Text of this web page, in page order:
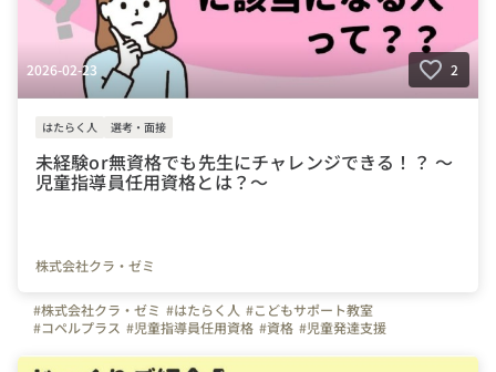
2026-02-23 2
はたらく人 選考・面接
未経験or無資格でも先生にチャレンジできる！？ ～
児童指導員任用資格とは？～
株式会社クラ・ゼミ
#株式会社クラ・ゼミ #はたらく人 #こどもサポート教室
#コペルプラス #児童指導員任用資格 #資格 #児童発達支援
#児童指導員 #個別療育